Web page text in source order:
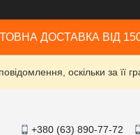
ДОСТАВКА ВІД 1500
оскільки за
+380 (63) 890-77-72